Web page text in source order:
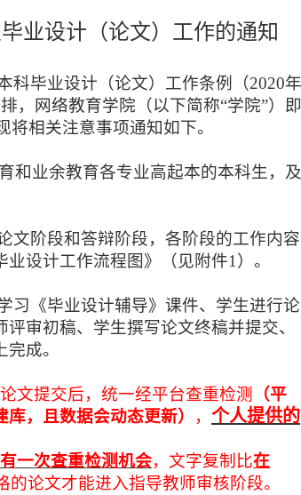
业设计（论文）工作的通知
科毕业设计（论文）工作条例（2020年
，网络教育学院（以下简称“学院”）即
相关注意事项通知如下。
和业余教育各专业高起本的本科生，及
文阶段和答辩阶段，各阶段的工作内容
业设计工作流程图》（见附件1）。
习《毕业设计辅导》课件、学生进行论
审初稿、学生撰写论文终稿并提交、
成。
文提交后，统一经平台查重检测
（平
，且数据会动态更新）
， 个人提供的
一次查重检测机会，文字复制比在
的论文才能进入指导教师审核阶段。